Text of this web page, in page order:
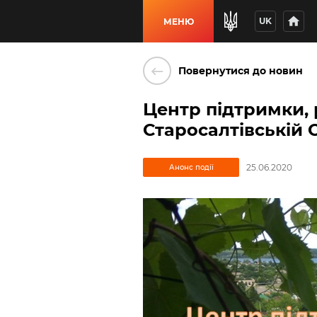
МЕНЮ UK home
keyboard_backspace Повернутися до новин
Центр підтримки,
Анонс події 25.06.2020